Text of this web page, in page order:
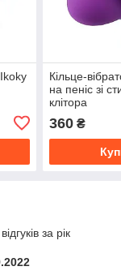
Ikoky
Кільце-
на пеніс зі
клітора
360₴
за рік